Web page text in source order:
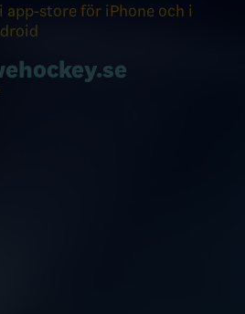
app-store för iPhone och i